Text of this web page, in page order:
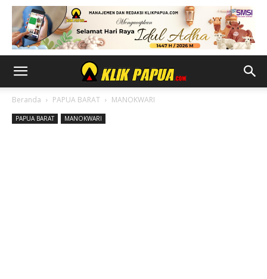
Beranda PAPUA BARAT MANOKWARI
PAPUA BARAT MANOKWARI